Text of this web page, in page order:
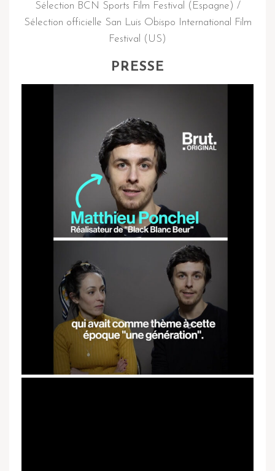
Sélection BCN Sports Film Festival (Espagne) /
Sélection officielle San Luis Obispo International Film
Festival (US)
PRESSE